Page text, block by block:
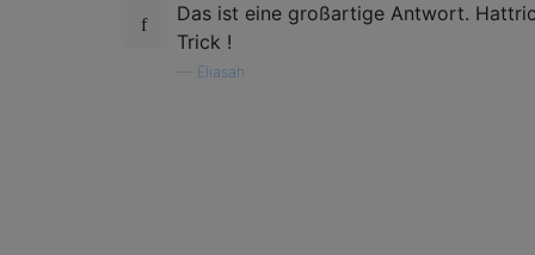
Das ist eine großartige Antwort.
Trick !
Eliasah